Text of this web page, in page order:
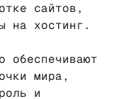
сайтов,
на хостинг.
обеспечивают
мира,
и